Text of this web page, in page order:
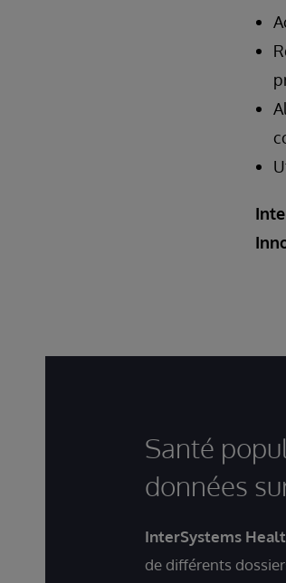
Santé
données
InterSystems
de différents